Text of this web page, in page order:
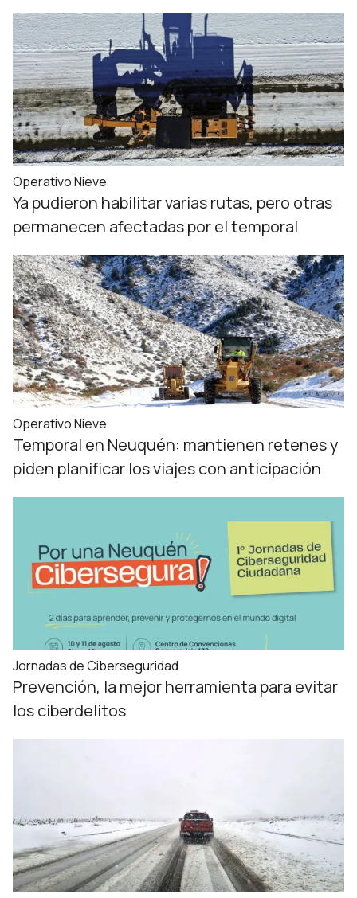
Operativo Nieve
Ya pudieron habilitar varias rutas, pero otras
permanecen afectadas por el temporal
Operativo Nieve
Temporal en Neuquén: mantienen retenes y
piden planificar los viajes con anticipación
Jornadas de Ciberseguridad
Prevención, la mejor herramienta para evitar
los ciberdelitos